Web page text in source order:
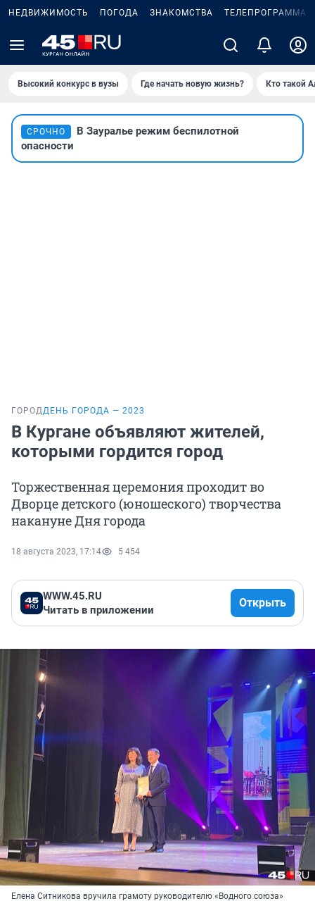
НЕДВИЖИМОСТЬ ПОГОДА ЗНАКОМСТВА ТЕЛЕПРОГРАММА
Высокий конкурс в вузы Где начать новую жизнь? Кто такой
СРОЧНО
В Зауралье режим беспилотной
опасности
ГОРОДДЕНЬ ГОРОДА — 2023
В Кургане объявляют жителей,
которыми гордится город
Торжественная церемония проходит во
Дворце детского (юношеского) творчества
накануне Дня города
18 августа 2023, 17:14 5 454
WWW.45.RU
Читать в приложении
Открыть
Елена Ситникова вручила грамоту руководителю «Водного союза»